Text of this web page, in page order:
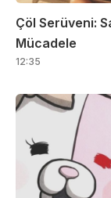
Çöl Serüveni:
Mücadele
12:35